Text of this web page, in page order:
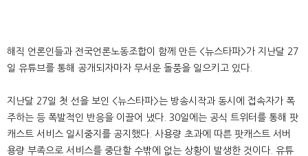
해직 언론인들과 전국언론노동조합이 함께 만든 <뉴스타파>가 지난달 27
일 유튜브를 통해 공개되자마자 무서운 돌풍을 일으키고 있다.
지난달 27일 첫 선을 보인 <뉴스타파>는 방송시작과 동시에 접속자가 폭
주하는 등 폭발적인 반응을 이끌어 냈다. 30일에는 공식 트위터를 통해 팟
캐스트 서비스 일시중지를 공지했다. 사용량 초과에 따른 팟캐스트 서버
용량 부족으로 서비스를 중단할 수밖에 없는 상황이 발생한 것이다. 유튜